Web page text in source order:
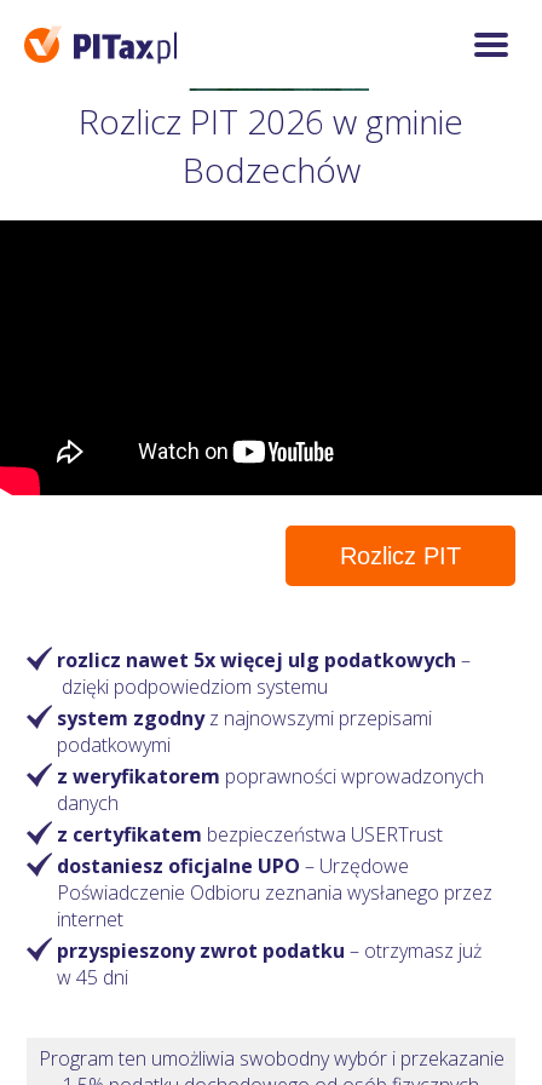
Rozlicz PIT 2026 w gminie
Bodzechów
Rozlicz PIT
rozlicz nawet 5x więcej ulg podatkowych–
dzięki podpowiedziom systemu
system zgodnyz najnowszymi przepisami
podatkowymi
z weryfikatorem poprawności wprowadzonych
danych
z certyfikatem bezpieczeństwa USERTrust
dostaniesz oficjalne UPO – Urzędowe
Poświadczenie Odbioru zeznania wysłanego przez
internet
przyspieszony zwrot podatku – otrzymasz już
w 45 dni
Program ten umożliwia swobodny wybór i przekazanie